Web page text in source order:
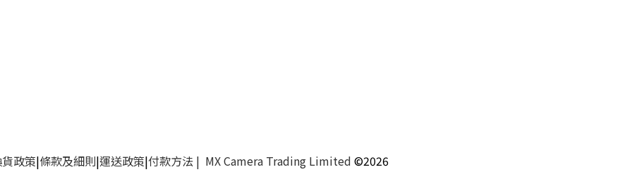
政策|條款及細則|運送政策|付款方法| MX Camera Trading Limited ©2026